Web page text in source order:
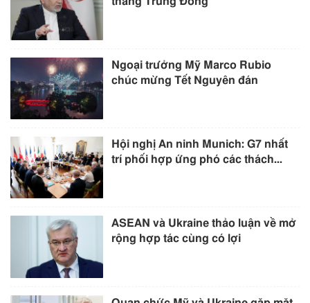
Ngoại trưởng Mỹ Marco Rubio
chúc mừng Tết Nguyên đán
Hội nghị An ninh Munich: G7 nhất
trí phối hợp ứng phó các thách...
ASEAN và Ukraine thảo luận về mở
rộng hợp tác cùng có lợi